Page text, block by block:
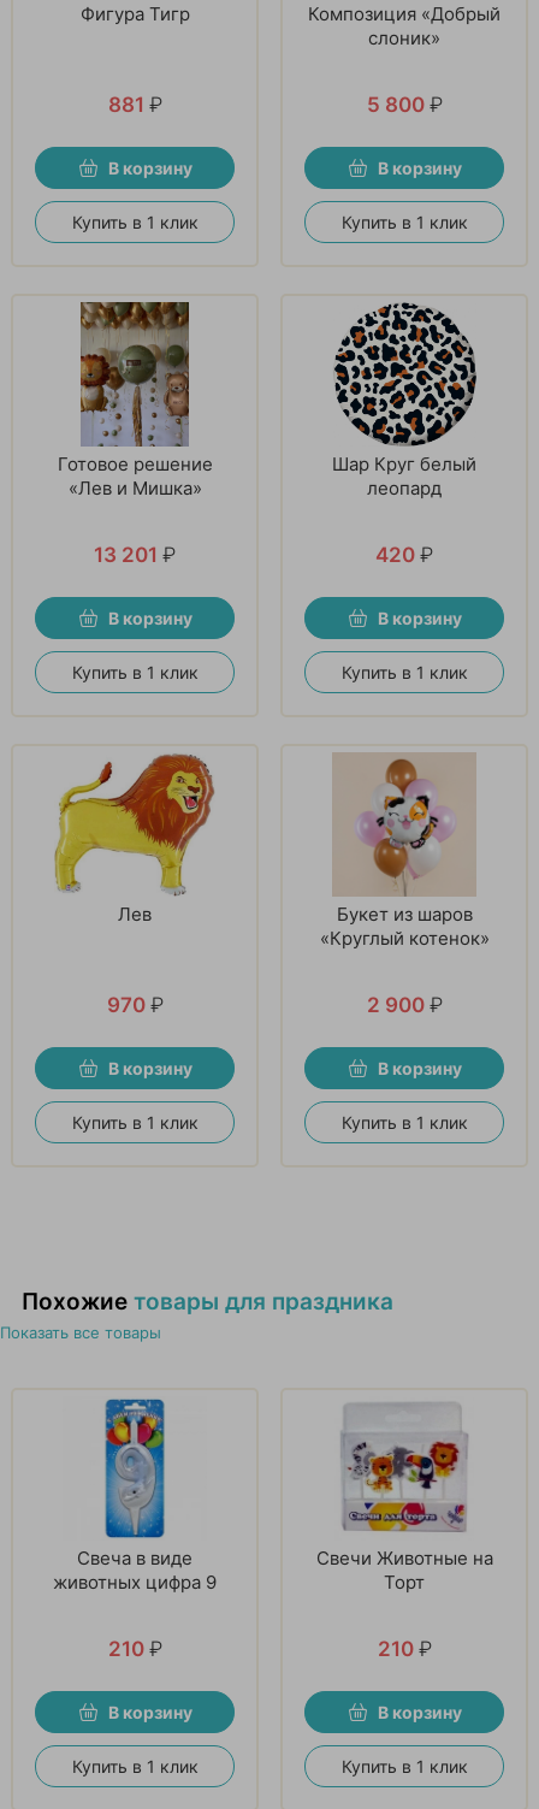
Фигура Тигр
881 ₽
В корзину
Купить в 1 клик
Композиция «Добрый
слоник»
5 800 ₽
В корзину
Купить в 1 клик
Готовое решение
«Лев и Мишка»
13 201 ₽
В корзину
Купить в 1 клик
Шар Круг белый
леопард
420 ₽
В корзину
Купить в 1 клик
Лев
970 ₽
В корзину
Купить в 1 клик
Букет из шаров
«Круглый котенок»
2 900 ₽
В корзину
Купить в 1 клик
Похожие товары для праздника
Показать все товары
Свеча в виде
животных цифра 9
210 ₽
В корзину
Купить в 1 клик
Свечи Животные на
Торт
210 ₽
В корзину
Купить в 1 клик